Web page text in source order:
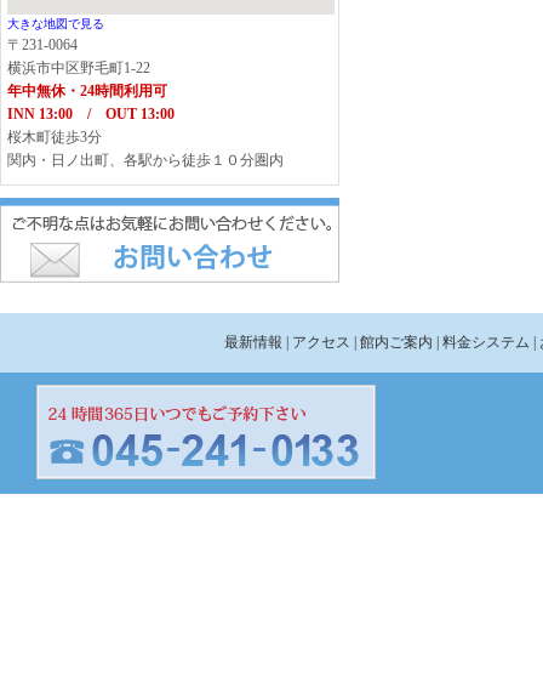
大きな地図で見る
〒231-0064
横浜市中区野毛町1-22
年中無休・24時間利用可
INN 13:00 / OUT 13:00
桜木町徒歩3分
関内・日ノ出町、各駅から徒歩１０分圏内
最新情報 | アクセス | 館内ご案内 | 料金システム